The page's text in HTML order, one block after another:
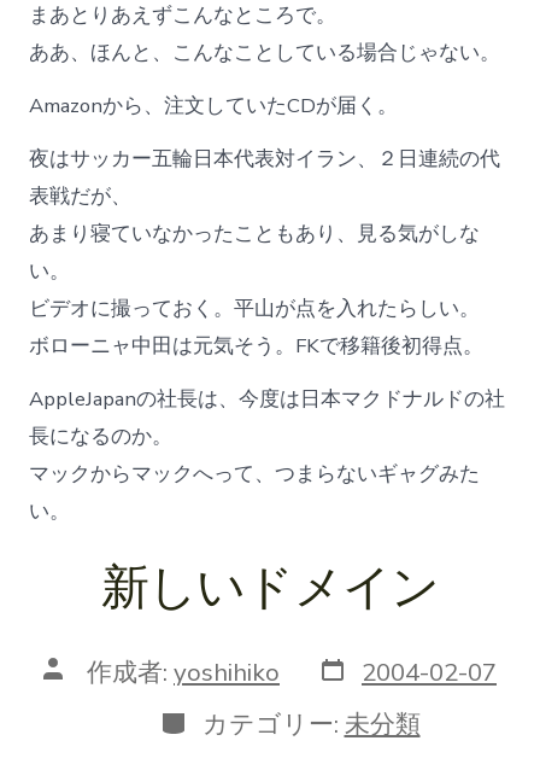
まあとりあえずこんなところで。
ああ、ほんと、こんなことしている場合じゃない。
Amazonから、注文していたCDが届く。
夜はサッカー五輪日本代表対イラン、２日連続の代
表戦だが、
あまり寝ていなかったこともあり、見る気がしな
い。
ビデオに撮っておく。平山が点を入れたらしい。
ボローニャ中田は元気そう。FKで移籍後初得点。
AppleJapanの社長は、今度は日本マクドナルドの社
長になるのか。
マックからマックへって、つまらないギャグみた
い。
新しいドメイン
投 作成者: yoshihiko 投
稿
日
2004-02-07
カ
テ
カテゴリー: 未分類